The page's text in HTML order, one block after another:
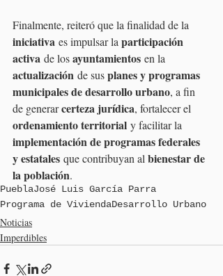
Finalmente, reiteró que la finalidad de la
iniciativa es impulsar la participación
activa de los ayuntamientos en la
actualización de sus planes y programas
municipales de desarrollo urbano, a fin
de generar certeza jurídica, fortalecer el
ordenamiento territorial y facilitar la
implementación de programas federales
y estatales que contribuyan al bienestar de
la población.
PueblaJosé Luis García Parra
Programa de ViviendaDesarrollo Urbano
Noticias
Imperdibles